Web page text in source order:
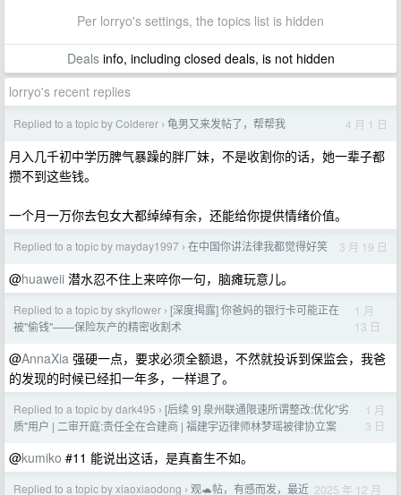
Per lorryo's settings, the topics list is hidden
Dealsinfo, including closed deals, is not hidden
lorryo's recent replies
Replied to a topic by Colderer › 龟男又来发帖了，帮帮我 4 月 1 日
月入几千初中学历脾气暴躁的胖厂妹，不是收割你的话，她一辈子都
攒不到这些钱。
一个月一万你去包女大都绰绰有余，还能给你提供情绪价值。
Replied to a topic by mayday1997 › 在中国你讲法律我都觉得好笑 3 月 19 日
@huaweii 潜水忍不住上来啐你一句，脑瘫玩意儿。
Replied to a topic by skyflower › [深度揭露] 你爸妈的银行卡可能正在
被"偷钱"——保险灰产的精密收割术
1 月
13 日
@AnnaXia 强硬一点，要求必须全额退，不然就投诉到保监会，我爸
的发现的时候已经扣一年多，一样退了。
Replied to a topic by dark495 › [后续 9] 泉州联通限速所谓整改:优化"劣
质"用户 | 二审开庭:责任全在合建商 | 福建宇迈律师林梦瑶被律协立案
1 月
3 日
@kumiko #11 能说出这话，是真畜生不如。
Replied to a topic by xiaoxiaodong › 观🐢帖，有感而发，最近 2025 年 12 月